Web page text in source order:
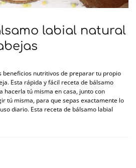
labial natural
beneficios nutritivos de preparar tu propio
Esta rápida y fácil receta de bálsamo
hacerla tú misma en casa, junto con
tú misma, para que sepas exactamente lo
diario. Esta receta de bálsamo labial